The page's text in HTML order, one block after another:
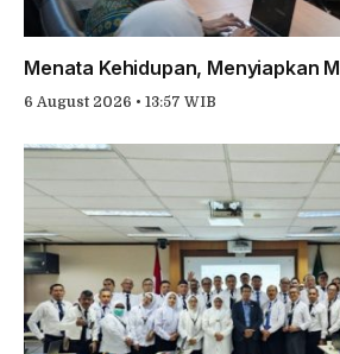
Menata Kehidupan, Menyiapkan
6 August 2026 • 13:57 WIB